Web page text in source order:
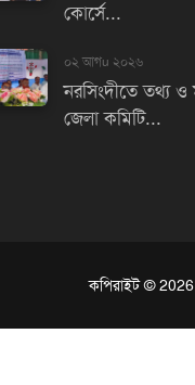
কোর্সে...
০২ আগu ২০২৬
নরসিংদীতে তথ্য ও
জেলা কমিটি...
কপিরাইট © 2026